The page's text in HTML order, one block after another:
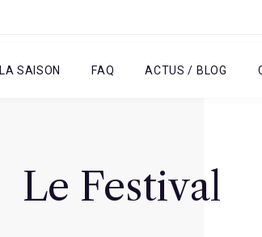
LA SAISON FAQ ACTUS / BLOG
Le Festival